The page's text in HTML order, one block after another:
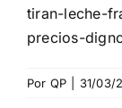
tiran-leche-
precios-
Por QP 31/03/